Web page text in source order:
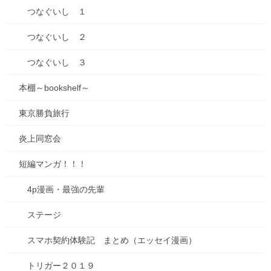
「キビダン」 は、岡山名物「きびだんご」
を、
箱のサイドのイラストで、鬼伝説を表現しま
した。
吉備路の鬼伝説は様々な物語があり、読むの
で鬼伝説の四コマ漫画を描きましたのでぜひ
つなぐいし １
つなぐいし ２
つなぐいし ３
本棚～bookshelf～
東京勝負旅行
炎上同窓会
短編マンガ！！！
4p漫画・最強の先輩
ステージ
スマホ契約体験記 まとめ（エッセイ漫画）
トリガー２０１９